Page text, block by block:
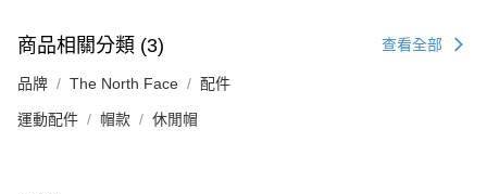
商品相關分類 (3) 查看全部
品牌 The North Face 配件
運動配件 帽款 休閒帽